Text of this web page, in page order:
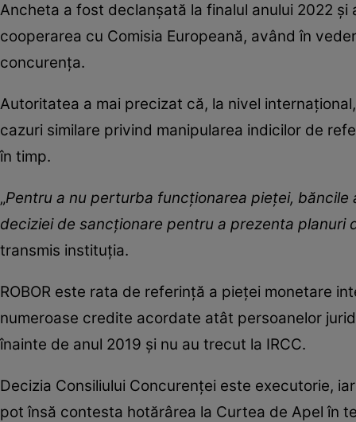
Ancheta a fost declanșată la finalul anului 2022
cooperarea cu Comisia Europeană, având în
concurența.
Autoritatea a mai precizat că, la nivel
cazuri similare privind manipularea indicilor de
în timp.
„Pentru a nu perturba funcționarea pieței,
deciziei de sancționare pentru a prezenta
transmis instituția.
ROBOR este rata de referință a pieței monetare
numeroase credite acordate atât persoanelor
înainte de anul 2019 și nu au trecut la IRCC.
Decizia Consiliului Concurenței este executorie,
pot însă contesta hotărârea la Curtea de Apel în